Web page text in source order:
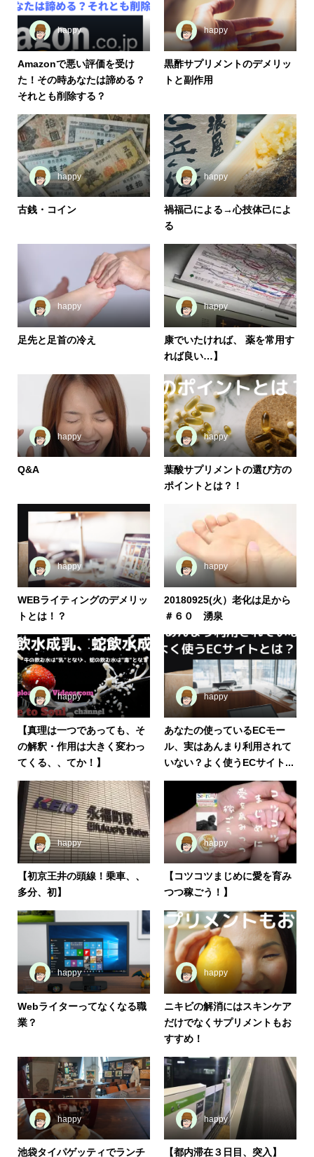
happy
Amazonで悪い評価を受け
た！その時あなたは諦める？
それとも削除する？
happy
黒酢サプリメントのデメリッ
トと副作用
happy
古銭・コイン
happy
禍福己による→心技体己によ
る
happy
足先と足首の冷え
happy
康でいたければ、 薬を常用す
れば良い…】
happy
Q&A
happy
葉酸サプリメントの選び方の
ポイントとは？！
happy
WEBライティングのデメリッ
トとは！？
happy
20180925(火）老化は足から
＃６０ 湧泉
happy
【真理は一つであっても、そ
の解釈・作用は大きく変わっ
てくる、、てか！】
happy
あなたの使っているECモー
ル、実はあんまり利用されて
いない？よく使うECサイト...
happy
【初京王井の頭線！乗車、、
多分、初】
happy
【コツコツまじめに愛を育み
つつ稼ごう！】
happy
Webライターってなくなる職
業？
happy
ニキビの解消にはスキンケア
だけでなくサプリメントもお
すすめ！
happy
池袋タイパゲッティでランチ
happy
【都内滞在３日目、突入】